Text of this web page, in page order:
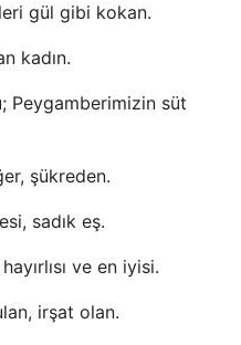
gül gibi kokan.
kadın.
Peygamberimizin süt
şükreden.
sadık eş.
hayırlısı ve en iyisi.
irşat olan.